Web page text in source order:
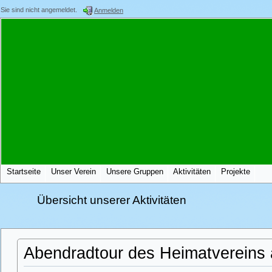
Sie sind nicht angemeldet. Anmelden
Startseite Unser Verein Unsere Gruppen Aktivitäten Projekte
Übersicht unserer Aktivitäten
Abendradtour des Heimatvereins